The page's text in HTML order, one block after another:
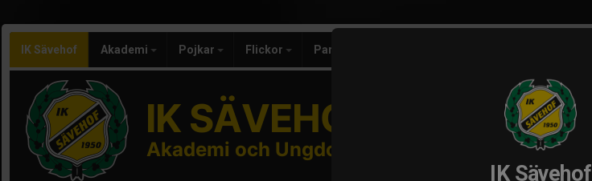
IK Sävehof Akademi Pojkar Flickor Parahandboll
IK Sävehof
IK SÄVEHOF
Akademi och Ungdom